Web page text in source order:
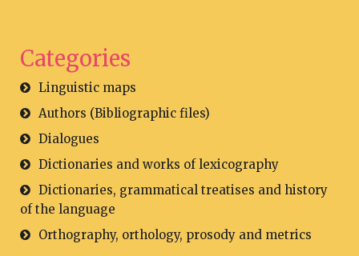
Categories
Linguistic maps
Authors (Bibliographic files)
Dialogues
Dictionaries and works of lexicography
Dictionaries, grammatical treatises and history
of the language
Orthography, orthology, prosody and metrics